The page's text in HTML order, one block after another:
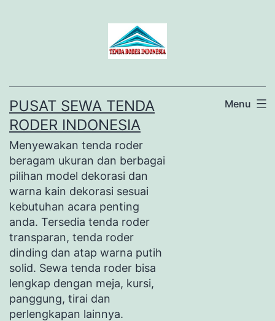
PUSAT SEWA TENDA
RODER INDONESIA
Menyewakan tenda roder
beragam ukuran dan berbagai
pilihan model dekorasi dan
warna kain dekorasi sesuai
kebutuhan acara penting
anda. Tersedia tenda roder
transparan, tenda roder
dinding dan atap warna putih
solid. Sewa tenda roder bisa
lengkap dengan meja, kursi,
panggung, tirai dan
perlengkapan lainnya.
Menu